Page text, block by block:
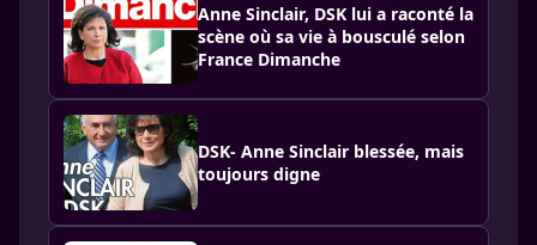
Anne Sinclair, DSK lui a raconté la
scène où sa vie à bousculé selon
France Dimanche
DSK- Anne Sinclair blessée, mais
toujours digne